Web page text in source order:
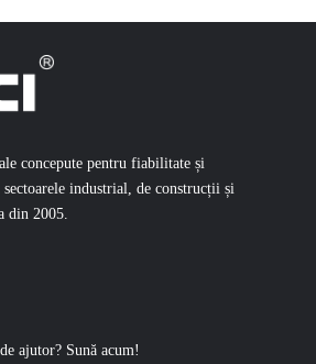
concepute pentru fiabilitate și
industrial, de construcții și
din 2005.
ajutor? Sună acum!